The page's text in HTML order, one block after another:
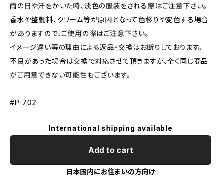
雨の日や汗をかいた時、淡色の服装をされる際はご注意下さい。
香水や整髪料、クリーム等が原因となって色移りや変色する場合
がありますので、ご使用の際はご注意下さい。
イメージ違い等の理由による返品・交換はお断りしております。
不良があった場合は交換で対応させて頂きますが、全く同じ商品
がご用意できない可能性もございます。
#P-702
International shipping available
Add to cart
日本国内にお住まいの方向け